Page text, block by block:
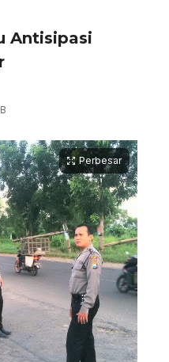
Antisipasi
Perbesar